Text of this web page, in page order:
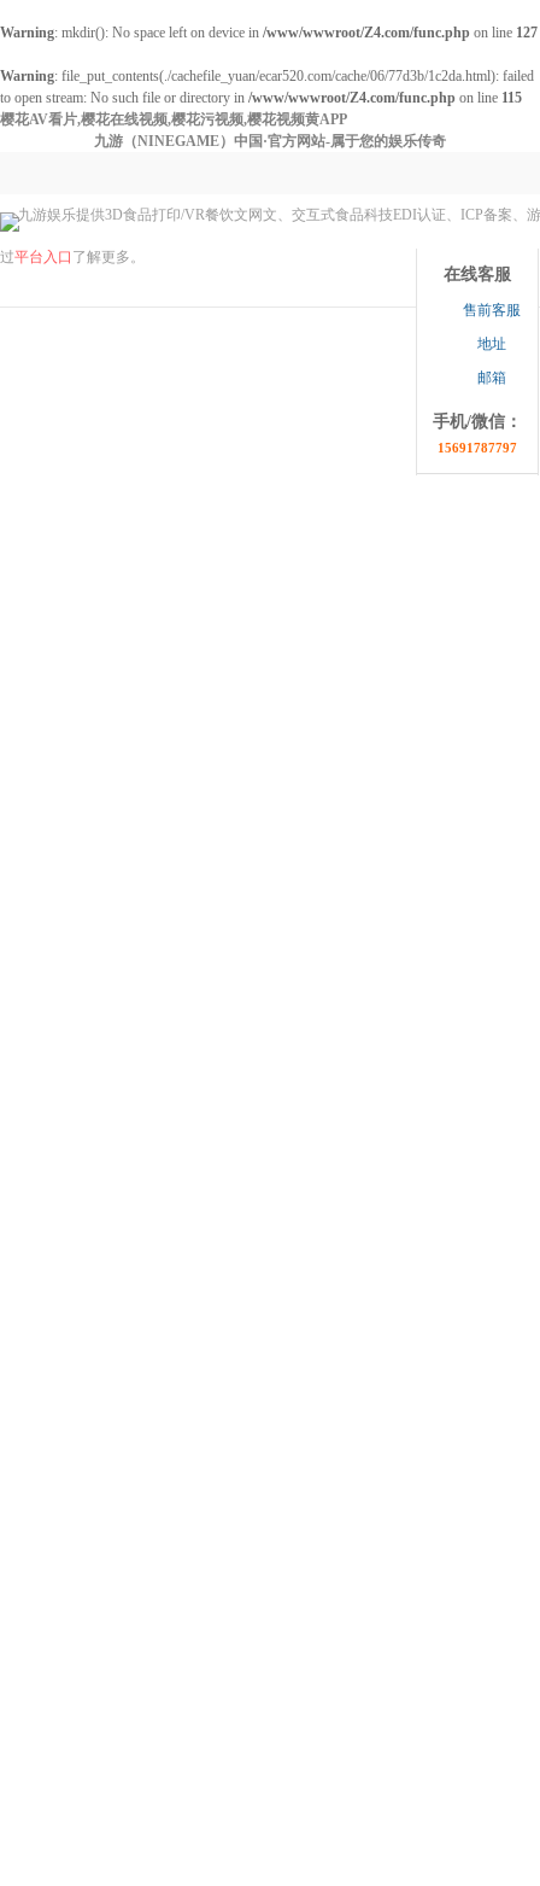
Warning: mkdir(): No space left on device in /www/wwwroot/Z4.com/func.php on line 127
Warning: file_put_contents(./cachefile_yuan/ecar520.com/cache/06/77d3b/1c2da.html): failed
to open stream: No such file or directory in /www/wwwroot/Z4.com/func.php on line 115
樱花AV看片,樱花在线视频,樱花污视频,樱花视频黄APP
九游（NINEGAME）中国·官方网站-属于您的娱乐传奇
九游娱乐提供3D食品打印/VR餐饮文网文、交互式食品科技EDI认证、ICP备案、
过平台入口 了解更多。
在线客服
售前客服
地址
邮箱
手机/微信：
15691787797